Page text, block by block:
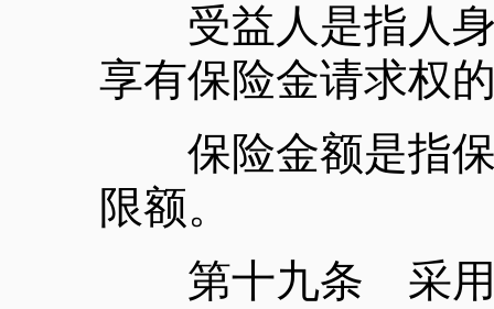
受益人是指人身
享有保险金请求权
保险金额是指保
限额。
第十九条 采用保